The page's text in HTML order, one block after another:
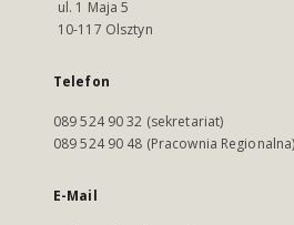
ul. 1 Maja 5
10-117 Olsztyn
Telefon
089 524 90 32 (sekretariat)
089 524 90 48 (Pracownia Regionalna)
E-Mail